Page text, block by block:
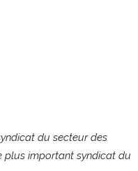
du secteur des
plus important syndicat du